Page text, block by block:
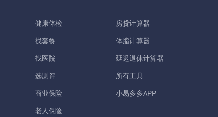
健康体检
找套餐
找医院
选测评
商业保险
老人保险
房贷计算器
体脂计算器
延迟退休计算器
所有工具
小易多多APP